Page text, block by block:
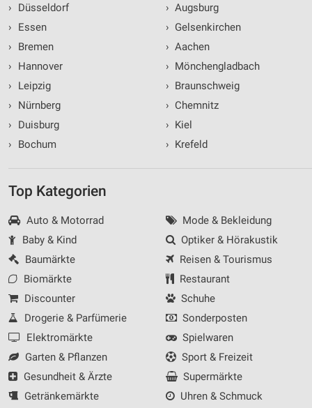
›
Düsseldorf
›
Essen
›
Bremen
›
Hannover
›
Leipzig
›
Nürnberg
›
Duisburg
›
Bochum
› Augsburg
› Gelsenkirchen
› Aachen
› Mönchengladbach
› Braunschweig
› Chemnitz
› Kiel
› Krefeld
Top Kategorien
Auto & Motorrad
Baby & Kind
Baumärkte
Biomärkte
Discounter
Drogerie & Parfümerie
Elektromärkte
Garten & Pflanzen
Gesundheit & Ärzte
Getränkemärkte
Mode & Bekleidung
Optiker & Hörakustik
Reisen & Tourismus
Restaurant
Schuhe
Sonderposten
Spielwaren
Sport & Freizeit
Supermärkte
Uhren & Schmuck